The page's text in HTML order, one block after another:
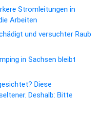
Stromleitungen in
Arbeiten
und versuchter Raub
in Sachsen bleibt
Diese
Deshalb: Bitte